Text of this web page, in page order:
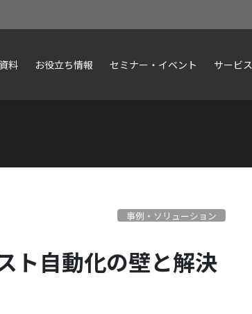
料 お役立ち情報 セミナー・イベント サービス
事例・ソリューション
ト自動化の壁と解決